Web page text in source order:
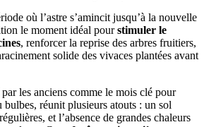
où l’astre s’amincit jusqu’à la nouvelle
le moment idéal pourstimuler le
, renforcer la reprise des arbres fruitiers,
solide des vivaces plantées avant
les anciens comme le mois clé pour
bulbes, réunit plusieurs atouts : un sol
et l’absence de grandes chaleurs